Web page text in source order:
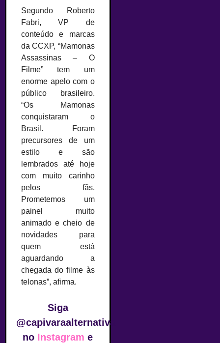
Segundo Roberto
Fabri, VP de
conteúdo e marcas
da CCXP, “Mamonas
Assassinas – O
Filme” tem um
enorme apelo com o
público brasileiro.
“Os Mamonas
conquistaram o
Brasil. Foram
precursores de um
estilo e são
lembrados até hoje
com muito carinho
pelos fãs.
Prometemos um
painel muito
animado e cheio de
novidades para
quem está
aguardando a
chegada do filme às
telonas”, afirma.
Siga
@capivaraalternativa
no Instagram e